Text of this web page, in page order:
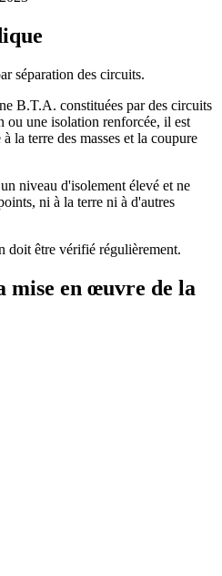
séparation des circuits.
B.T.A. constituées par des circuits
ou une isolation renforcée, il est
la terre des masses et la coupure
niveau d'isolement élevé et ne
ni à la terre ni à d'autres
doit être vérifié régulièrement.
mise en œuvre de la